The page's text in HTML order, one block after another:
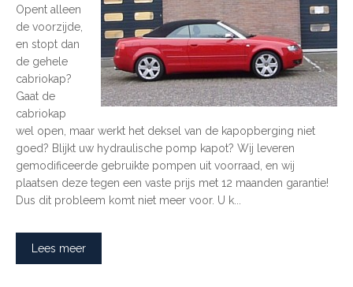
Opent alleen
de voorzijde,
en stopt dan
de gehele
cabriokap?
Gaat de
cabriokap
wel open, maar werkt het deksel van de kapopberging niet
goed? Blijkt uw hydraulische pomp kapot? Wij leveren
gemodificeerde gebruikte pompen uit voorraad, en wij
plaatsen deze tegen een vaste prijs met 12 maanden garantie!
Dus dit probleem komt niet meer voor. U k...
Lees meer